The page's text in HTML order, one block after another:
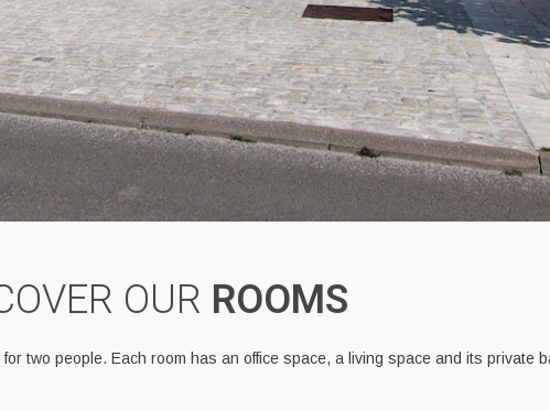
OUR ROOMS
two people. Each room has an office space, a living space and its private